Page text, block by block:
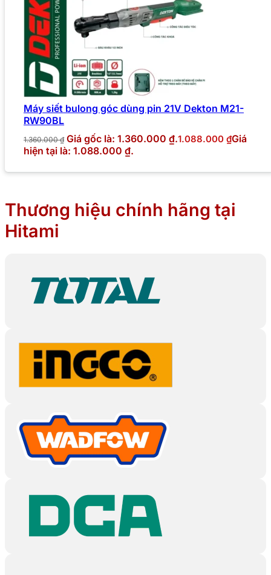
Máy siết bulong góc dùng pin 21V Dekton M21-
RW90BL
1.360.000₫ Giá gốc là: 1.360.000 ₫.1.088.000 ₫Giá
hiện tại là: 1.088.000 ₫.
Thương hiệu chính hãng tại
Hitami